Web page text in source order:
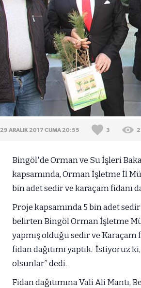
29 ARALIK 2017 CUMA 20:55 3
Bingöl'de Orman ve Su İşleri
kapsamında, Orman İşletme İl
bin adet sedir ve karaçam fidanı
Proje kapsamında 5 bin adet
belirten Bingöl Orman İşletme
yapmış olduğu sedir ve Karaçam
fidan dağıtımı yaptık. İstiyoruz
olsunlar” dedi.
Fidan dağıtımına Vali Ali Mantı,